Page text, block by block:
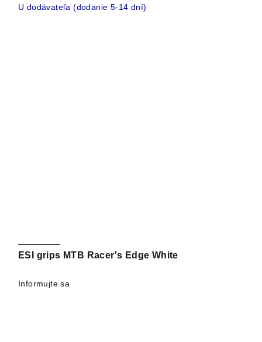
U dodávateľa (dodanie 5-14 dní)
ESI grips MTB Racer's Edge White
Informujte sa